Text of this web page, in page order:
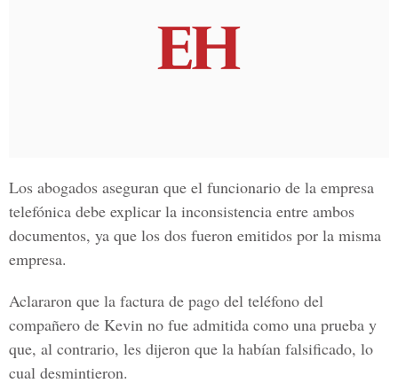
Los abogados aseguran que el funcionario de la empresa
telefónica debe explicar la inconsistencia entre ambos
documentos, ya que los dos fueron emitidos por la misma
empresa.
Aclararon que la factura de pago del teléfono del
compañero de Kevin no fue admitida como una prueba y
que, al contrario, les dijeron que la habían falsificado, lo
cual desmintieron.